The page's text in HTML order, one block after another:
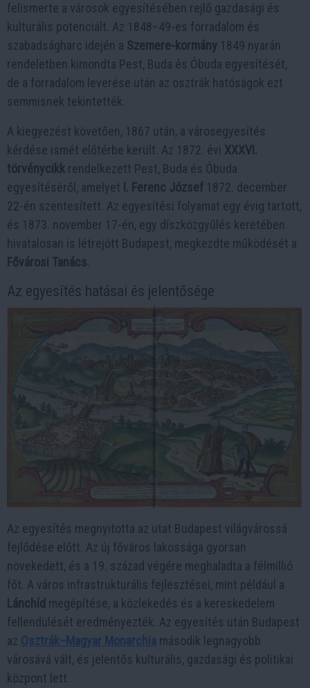
felismerte a városok egyesítésében rejlő gazdasági és
kulturális potenciált. Az 1848–49-es forradalom és
szabadságharc idején a Szemere-kormány 1849 nyarán
rendeletben kimondta Pest, Buda és Óbuda egyesítését,
de a forradalom leverése után az osztrák hatóságok ezt
semmisnek tekintették.
A kiegyezést követően, 1867 után, a városegyesítés
kérdése ismét előtérbe került. Az 1872. évi XXXVI.
törvénycikk rendelkezett Pest, Buda és Óbuda
egyesítéséről, amelyet I. Ferenc József 1872. december
22-én szentesített. Az egyesítési folyamat egy évig tartott,
és 1873. november 17-én, egy díszközgyűlés keretében
hivatalosan is létrejött Budapest, megkezdte működését a
Fővárosi Tanács
Az egyesítés hatásai és jelentősége
Az egyesítés megnyitotta az utat Budapest világvárossá
fejlődése előtt. Az új főváros lakossága gyorsan
növekedett, és a 19. század végére meghaladta a félmillió
főt. A város infrastrukturális fejlesztései, mint például a
Lánchíd megépítése, a közlekedés és a kereskedelem
fellendülését eredményezték. Az egyesítés után Budapest
az Osztrák–Magyar Monarchia második legnagyobb
városává vált, és jelentős kulturális, gazdasági és politikai
központ lett.